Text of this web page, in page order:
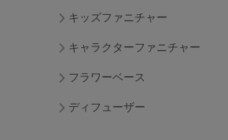
キッズファニチャー
キャラクターファニチャー
フラワーベース
ディフューザー